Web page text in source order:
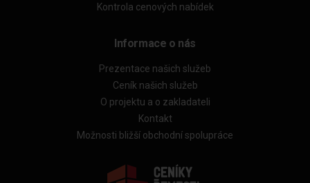
Kontrola cenových nabídek
Informace o nás
Prezentace našich služeb
Ceník našich služeb
O projektu a o zakladateli
Kontakt
Možnosti bližší obchodní spolupráce